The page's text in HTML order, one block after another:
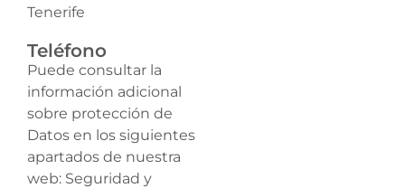
Tenerife
Teléfono
Puede consultar la
información adicional
sobre protección de
Datos en los siguientes
apartados de nuestra
web: Seguridad y